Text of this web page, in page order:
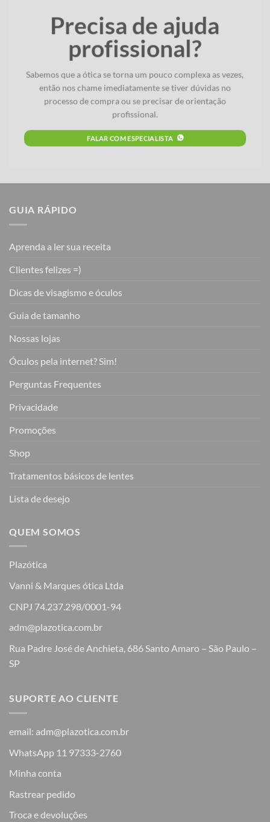
Precisa de ajuda
profissional?
Sabemos que a ótica se torna um pouco complexa as vezes,
então nos chame imediatamente se tiver dúvidas no
processo de compra ou se precisar de orientação
profissional.
FALAR COM ESPECIALISTA
GUIA RÁPIDO
Aprenda a ler sua receita
Clientes felizes =)
Dicas de visagismo e óculos
Guia de tamanho
Nossas lojas
Óculos pela internet? Sim!
Perguntas Frequentes
Privacidade
Promoções
Shop
Tratamentos básicos de lentes
Lista de desejo
QUEM SOMOS
Plazótica
Vanni & Marques ótica Ltda
CNPJ 74.237.298/0001-94
adm@plazotica.com.br
Rua Padre José de Anchieta, 686 Santo Amaro – São Paulo –
SP
SUPORTE AO CLIENTE
email: adm@plazotica.com.br
WhatsApp 11 97333-2760
Minha conta
Rastrear pedido
Troca e devoluções